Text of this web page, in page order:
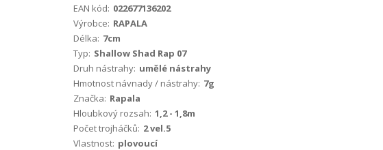
EAN kód: 022677136202
Výrobce: RAPALA
Délka: 7cm
Typ: Shallow Shad Rap 07
Druh nástrahy: umělé nástrahy
Hmotnost návnady / nástrahy: 7g
Značka: Rapala
Hloubkový rozsah: 1,2 - 1,8m
Počet trojháčků: 2 vel.5
Vlastnost: plovoucí